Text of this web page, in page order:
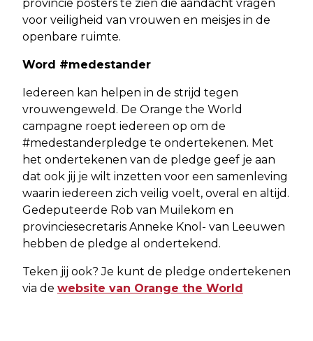
provincie posters te zien die aandacht vragen
voor veiligheid van vrouwen en meisjes in de
openbare ruimte.
Word #medestander
Iedereen kan helpen in de strijd tegen
vrouwengeweld. De Orange the World
campagne roept iedereen op om de
#medestanderpledge te ondertekenen. Met
het ondertekenen van de pledge geef je aan
dat ook jij je wilt inzetten voor een samenleving
waarin iedereen zich veilig voelt, overal en altijd.
Gedeputeerde Rob van Muilekom en
provinciesecretaris Anneke Knol- van Leeuwen
hebben de pledge al ondertekend.
Teken jij ook? Je kunt de pledge ondertekenen
via de website van Orange the World